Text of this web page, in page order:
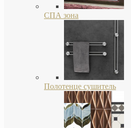
СПА зона
Полотенце сушитель